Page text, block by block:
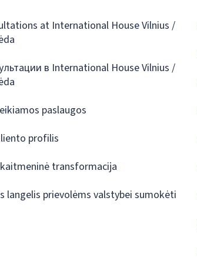
at International House Vilnius /
в International House Vilnius /
paslaugos
profilis
transformacija
langelis prievolėms valstybei sumokėti